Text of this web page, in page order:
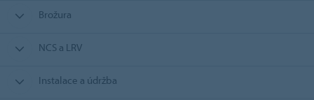
Brožura
NCS a LRV
Instalace a údržba